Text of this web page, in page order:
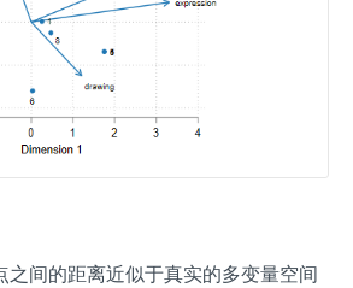
之间的距离近似于真实的多变量空间